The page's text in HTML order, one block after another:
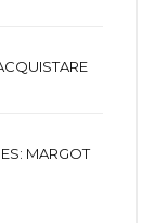
MARGOT